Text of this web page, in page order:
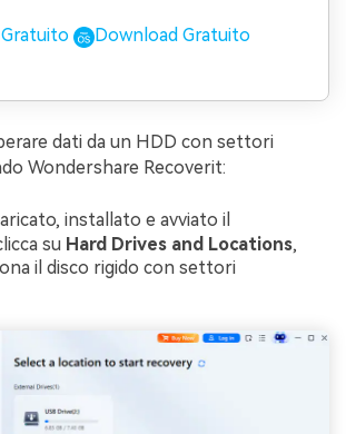
Download Gratuito
dati da un HDD con settori
Wondershare Recoverit:
installato e avviato il
su Hard Drives and Locations,
il disco rigido con settori